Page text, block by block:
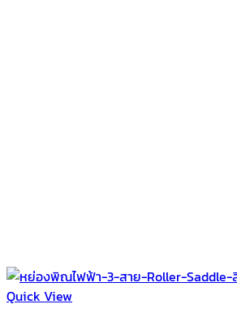
Quick View